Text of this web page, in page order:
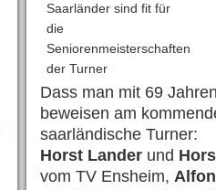
Saarländer sind fit für
die
Seniorenmeisterschaften
der Turner
Dass man mit 69
beweisen am
saarländische Turner:
Horst Lander und
vom TV Ensheim,